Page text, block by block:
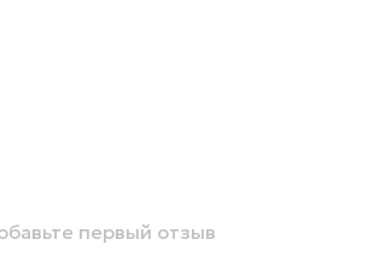
первый отзыв